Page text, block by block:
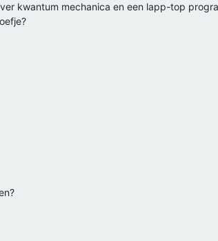
kwantum mechanica en een lapp-top